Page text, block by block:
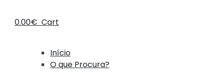
0.00€ Cart
Início
O que Procura?